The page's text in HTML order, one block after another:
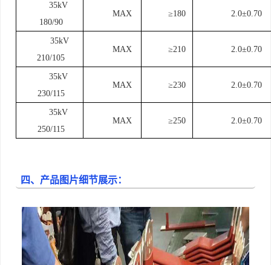
35kV
180/90
MAX ≥180 2.0±0.70
35kV
210/105
MAX ≥210 2.0±0.70
35kV
230/115
MAX ≥230 2.0±0.70
35kV
250/115
MAX ≥250 2.0±0.70
四、产品图片细节展示：